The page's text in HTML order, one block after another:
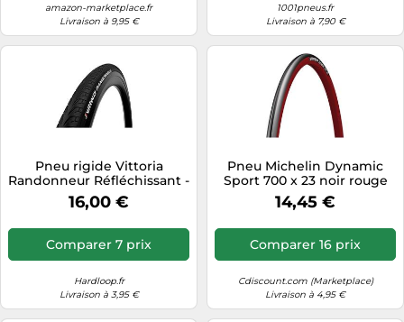
amazon-marketplace.fr
Livraison à 9,95 €
1001pneus.fr
Livraison à 7,90 €
Pneu rigide Vittoria
Randonneur Réfléchissant -
700x38
16,00 €
Comparer 7 prix
Hardloop.fr
Livraison à 3,95 €
Pneu Michelin Dynamic
Sport 700 x 23 noir rouge
14,45 €
Comparer 16 prix
Cdiscount.com (Marketplace)
Livraison à 4,95 €